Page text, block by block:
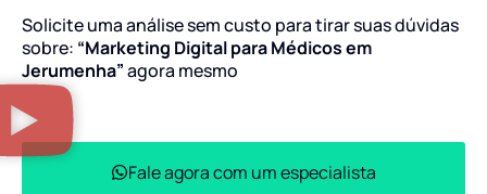
Solicite uma análise sem custo para tirar suas dúvidas
sobre: “Marketing Digital para Médicos em
Jerumenha”agora mesmo
Fale agora com um especialista